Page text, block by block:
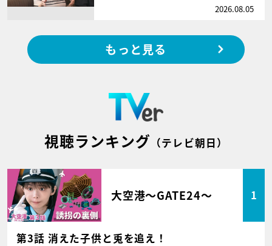
2026.08.05
もっと見る
視聴ランキング （テレビ朝日）
大空港～GATE24～ 1
第3話 消えた子供と兎を追え！